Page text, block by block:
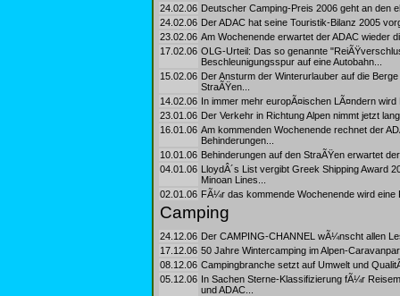
24.02.06 Deutscher Camping-Preis 2006 geht an den
24.02.06 Der ADAC hat seine Touristik-Bilanz 2005
23.02.06 Am Wochenende erwartet der ADAC wieder
17.02.06 OLG-Urteil: Das so genannte
Beschleunigungsspur auf eine Autobahn...
15.02.06 Der Ansturm der Winterurlauber auf die
StraÃŸen...
14.02.06 In immer mehr europÃ¤ischen LÃ¤ndern
23.01.06 Der Verkehr in Richtung Alpen nimmt jetzt
16.01.06 Am kommenden Wochenende rechnet der
Behinderungen...
10.01.06 Behinderungen auf den StraÃŸen erwartet
04.01.06 LloydÂ´s List vergibt Greek Shipping Award
Minoan Lines...
02.01.06 FÃ¼r das kommende Wochenende wird
Camping
24.12.06 Der CAMPING-CHANNEL wÃ¼nscht allen
17.12.06 50 Jahre Wintercamping im Alpen-
08.12.06 Campingbranche setzt auf Umwelt und
05.12.06 In Sachen Sterne-Klassifizierung fÃ¼r
und ADAC...